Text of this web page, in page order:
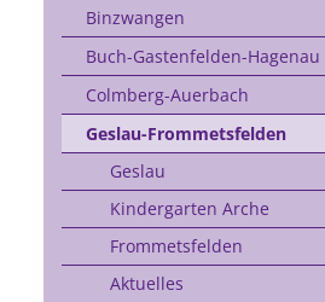
Binzwangen
Buch-Gastenfelden-Hagenau
Colmberg-Auerbach
Geslau-Frommetsfelden
Geslau
Kindergarten Arche
Frommetsfelden
Aktuelles